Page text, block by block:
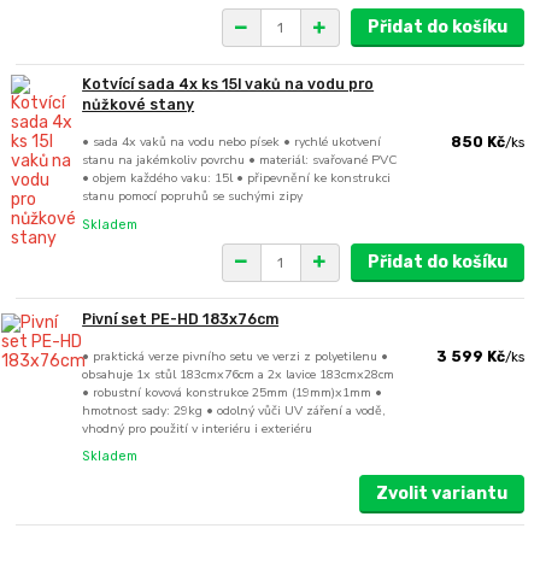
Přidat do košíku
Kotvící sada 4x ks 15l vaků na vodu pro
nůžkové stany
• sada 4x vaků na vodu nebo písek • rychlé ukotvení
stanu na jakémkoliv povrchu • materiál: svařované PVC
• objem každého vaku: 15l • připevnění ke konstrukci
stanu pomocí popruhů se suchými zipy
850 Kč/ks
Skladem
Přidat do košíku
Pivní set PE-HD 183x76cm
• praktická verze pivního setu ve verzi z polyetilenu •
obsahuje 1x stůl 183cmx76cm a 2x lavice 183cmx28cm
• robustní kovová konstrukce 25mm (19mm)x1mm •
hmotnost sady: 29kg • odolný vůči UV záření a vodě,
vhodný pro použití v interiéru i exteriéru
3 599 Kč/ks
Skladem
Zvolit variantu